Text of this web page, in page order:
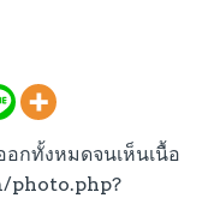
กทั้งหมดจนเห็นเนื้อ
photo.php?